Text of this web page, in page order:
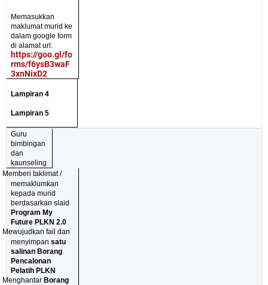
Memasukkan
maklumat murid ke
dalam google form
di alamat url:
https://goo.gl/fo
rms/f6ysB3waF
3xnNixD2
Lampiran 4
Lampiran 5
Guru
bimbingan
dan
kaunseling
Memberi taklimat /
memaklumkan
kepada murid
berdasarkan slaid
Program My
Future PLKN 2.0
Mewujudkan fail dan
menyimpansatu
salinan Borang
Pencalonan
Pelatih PLKN
Menghantar Borang